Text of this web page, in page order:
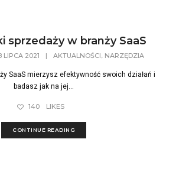
sprzedaży w branży SaaS
LIPCA 2021 | AKTUALNOŚCI, NARZĘDZIA
SaaS mierzysz efektywność swoich działań i
badasz jak na jej...
140 LIKES
CONTINUE READING